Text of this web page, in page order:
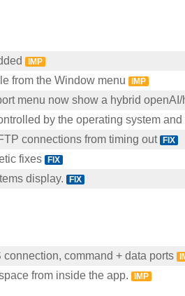
IMP
from the Window menu IMP
menu now show a hybrid
by the operating system
connections from timing out FIX
fixes FIX
display. FIX
command + data ports
from inside the app. IMP